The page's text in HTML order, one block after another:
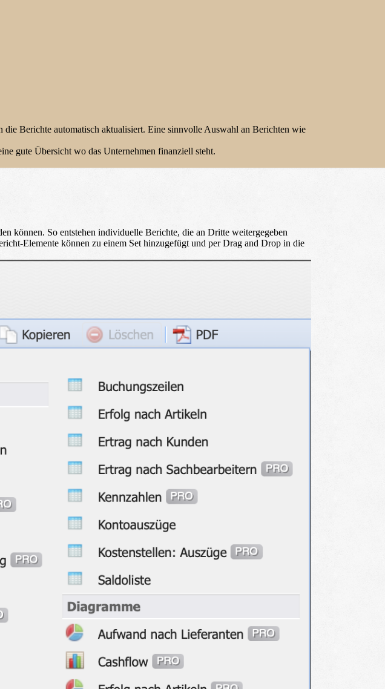
Berichte automatisch aktualisiert. Eine sinnvolle Auswahl an Berichten wie
gute Übersicht wo das Unternehmen finanziell steht.
können. So entstehen individuelle Berichte, die an Dritte weitergegeben
Elemente können zu einem Set hinzugefügt und per Drag and Drop in die